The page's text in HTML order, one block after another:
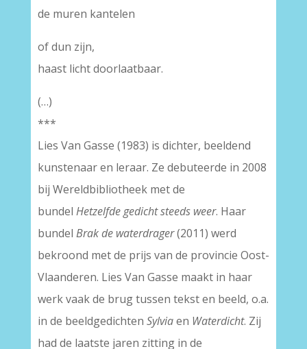
de muren kantelen
of dun zijn,
haast licht doorlaatbaar.
(…)
***
Lies Van Gasse (1983) is dichter, beeldend
kunstenaar en leraar. Ze debuteerde in 2008
bij Wereldbibliotheek met de
bundel Hetzelfde gedicht steeds weer. Haar
bundel Brak de waterdrager(2011) werd
bekroond met de prijs van de provincie Oost-
Vlaanderen. Lies Van Gasse maakt in haar
werk vaak de brug tussen tekst en beeld, o.a.
in de beeldgedichten Sylviaen Waterdicht. Zij
had de laatste jaren zitting in de